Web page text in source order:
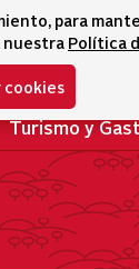
para
nuestra Política
cookies
Turismo y